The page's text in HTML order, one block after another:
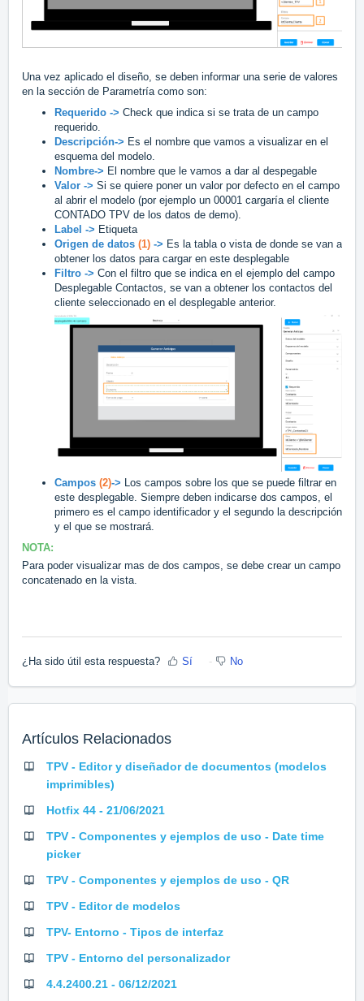
Una vez aplicado el diseño, se deben informar una serie de valores
en la sección de Parametría como son:
Requerido -> Check que indica si se trata de un campo
requerido.
Descripción-> Es el nombre que vamos a visualizar en el
esquema del modelo.
Nombre-> El nombre que le vamos a dar al despegable
Valor -> Si se quiere poner un valor por defecto en el campo
al abrir el modelo (por ejemplo un 00001 cargaría el cliente
CONTADO TPV de los datos de demo).
Label -> Etiqueta
Origen de datos (1) -> Es la tabla o vista de donde se van a
obtener los datos para cargar en este desplegable
Filtro -> Con el filtro que se indica en el ejemplo del campo
Desplegable Contactos, se van a obtener los contactos del
cliente seleccionado en el desplegable anterior.
Campos (2)-> Los campos sobre los que se puede filtrar en
este desplegable. Siempre deben indicarse dos campos, el
primero es el campo identificador y el segundo la descripción
y el que se mostrará.
NOTA:
Para poder visualizar mas de dos campos, se debe crear un campo
concatenado en la vista.
¿Ha sido útil esta respuesta? Sí No
Artículos Relacionados
TPV - Editor y diseñador de documentos (modelos
imprimibles)
Hotfix 44 - 21/06/2021
TPV - Componentes y ejemplos de uso - Date time
picker
TPV - Componentes y ejemplos de uso - QR
TPV - Editor de modelos
TPV- Entorno - Tipos de interfaz
TPV - Entorno del personalizador
4.4.2400.21 - 06/12/2021